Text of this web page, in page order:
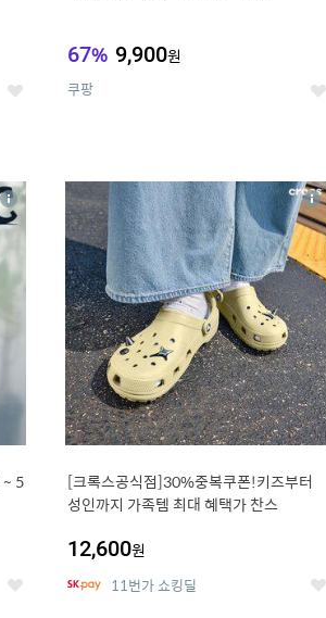
좋
67% 9,900원
쿠팡 좋
좋
상
세
16
[크록스공식점]30%중복쿠폰!키즈부터
성인까지 가족템 최대 혜택가 찬스
12,600원
11번가 쇼킹딜 좋
상
세